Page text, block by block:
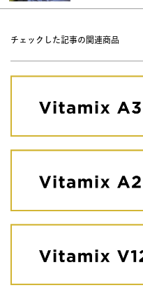
チェックした記事の関連商品